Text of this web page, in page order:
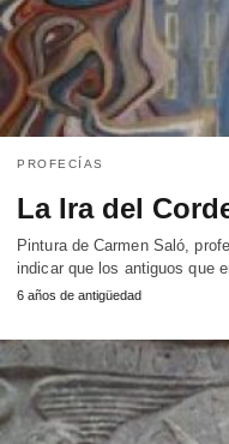
PROFECÍAS
La Ira del
Pintura de Carmen Saló,
indicar que los antiguos que
6 años de antigüedad